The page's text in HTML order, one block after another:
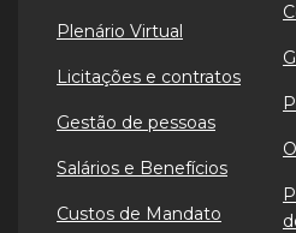
Plenário Virtual
Licitações e contratos
Gestão de pessoas
Salários e Benefícios
Custos de Mandato